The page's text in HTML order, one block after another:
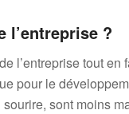
l’entreprise ?
l’entreprise tout en
pour le
sont moins